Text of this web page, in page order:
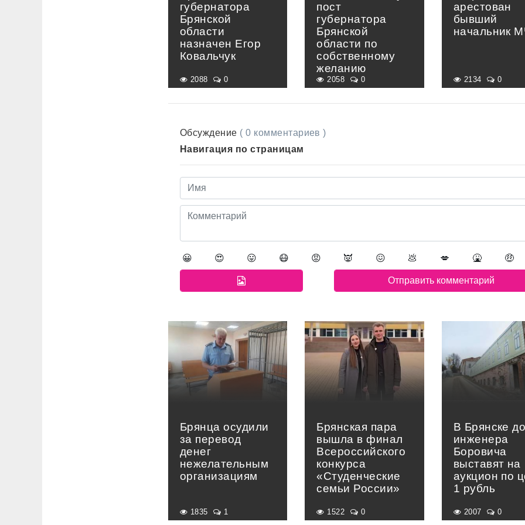
губернатора
Брянской
области
назначен Егор
Ковальчук
2088 0
пост
губернатора
Брянской
области по
собственному
желанию
2058 0
арестован
бывший
начальник
2134 0
Обсуждение ( 0 комментариев )
Навигация по страницам
😀 😍 😛 😷 😡 👿 😖 💩 💋 🤮 🤑
Брянца осудили
за перевод
денег
нежелательным
организациям
1835 1
Брянская пара
вышла в финал
Всероссийского
конкурса
«Студенческие
семьи России»
1522 0
В Брянске
инженера
Боровича
выставят на
аукцион по
1 рубль
2007 0